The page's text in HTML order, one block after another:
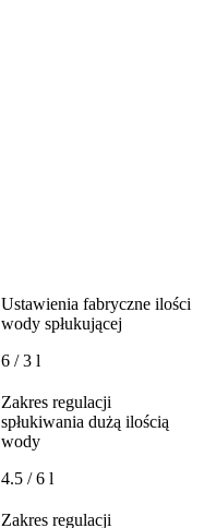
Ustawienia fabryczne ilości
wody spłukującej
6 / 3 l
Zakres regulacji
spłukiwania dużą ilością
wody
4.5 / 6 l
Zakres regulacji